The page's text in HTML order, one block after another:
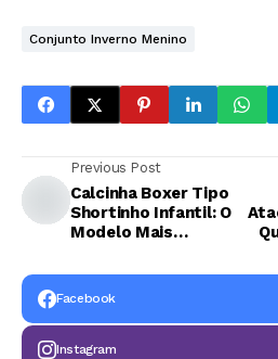
Conjunto Inverno Menino
Previous Post
Calcinha Boxer Tipo
Shortinho Infantil: O
Modelo Mais
de Vender no
Atacado
Facebook
Instagram